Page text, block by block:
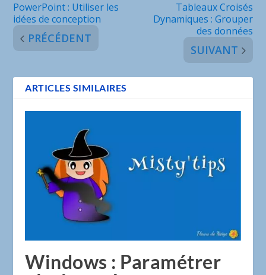
PowerPoint : Utiliser les
idées de conception
PRÉCÉDENT
Tableaux Croisés
Dynamiques : Grouper
des données
SUIVANT
ARTICLES SIMILAIRES
Windows : Paramétrer